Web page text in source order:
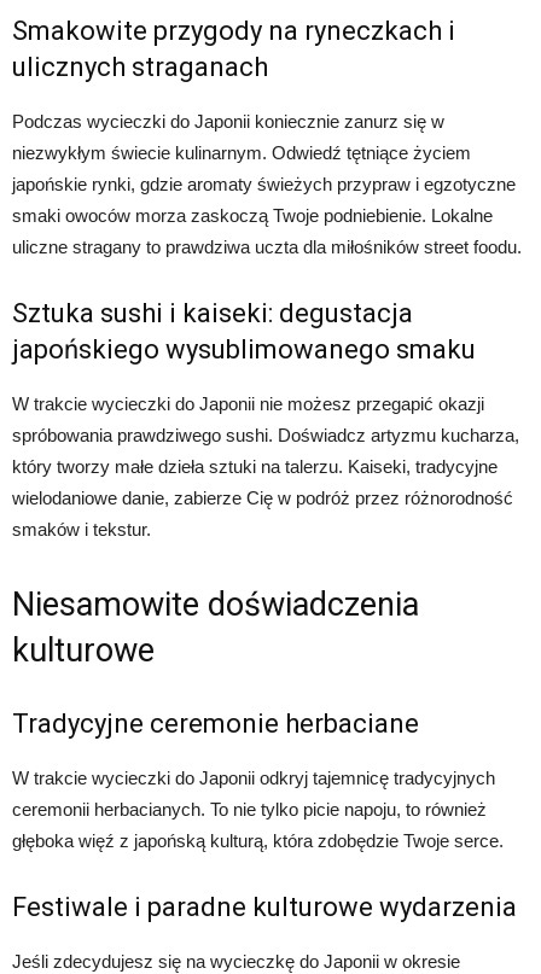
Smakowite przygody na ryneczkach i
ulicznych straganach
Podczas wycieczki do Japonii koniecznie zanurz się w
niezwykłym świecie kulinarnym. Odwiedź tętniące życiem
japońskie rynki, gdzie aromaty świeżych przypraw i egzotyczne
smaki owoców morza zaskoczą Twoje podniebienie. Lokalne
uliczne stragany to prawdziwa uczta dla miłośników street foodu.
Sztuka sushi i kaiseki: degustacja
japońskiego wysublimowanego smaku
W trakcie wycieczki do Japonii nie możesz przegapić okazji
spróbowania prawdziwego sushi. Doświadcz artyzmu kucharza,
który tworzy małe dzieła sztuki na talerzu. Kaiseki, tradycyjne
wielodaniowe danie, zabierze Cię w podróż przez różnorodność
smaków i tekstur.
Niesamowite doświadczenia
kulturowe
Tradycyjne ceremonie herbaciane
W trakcie wycieczki do Japonii odkryj tajemnicę tradycyjnych
ceremonii herbacianych. To nie tylko picie napoju, to również
głęboka więź z japońską kulturą, która zdobędzie Twoje serce.
Festiwale i paradne kulturowe wydarzenia
Jeśli zdecydujesz się na wycieczkę do Japonii w okresie